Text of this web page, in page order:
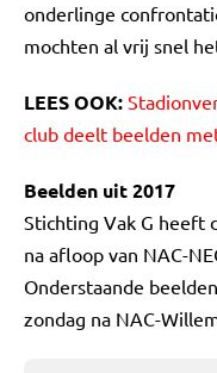
onderlinge
mochten al vrij snel
LEES OOK:
club deelt beelden
Beelden uit 2017
Stichting Vak G heeft
na afloop van NAC-
Onderstaande
zondag na NAC-